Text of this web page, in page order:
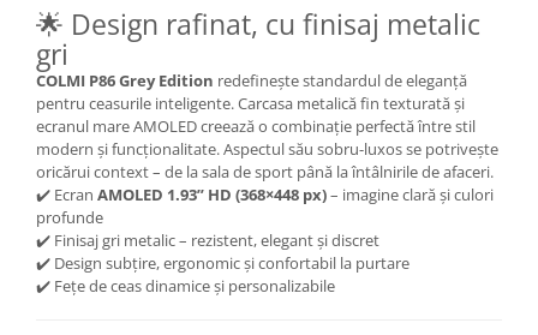
🌟 Design rafinat, cu finisaj metalic
gri
COLMI P86 Grey Edition redefinește standardul de eleganță
pentru ceasurile inteligente. Carcasa metalică fin texturată și
ecranul mare AMOLED creează o combinație perfectă între stil
modern și funcționalitate. Aspectul său sobru-luxos se potrivește
oricărui context – de la sala de sport până la întâlnirile de afaceri.
✔️ Ecran AMOLED 1.93” HD (368×448 px)– imagine clară și culori
profunde
✔️ Finisaj gri metalic – rezistent, elegant și discret
✔️ Design subțire, ergonomic și confortabil la purtare
✔️ Fețe de ceas dinamice și personalizabile